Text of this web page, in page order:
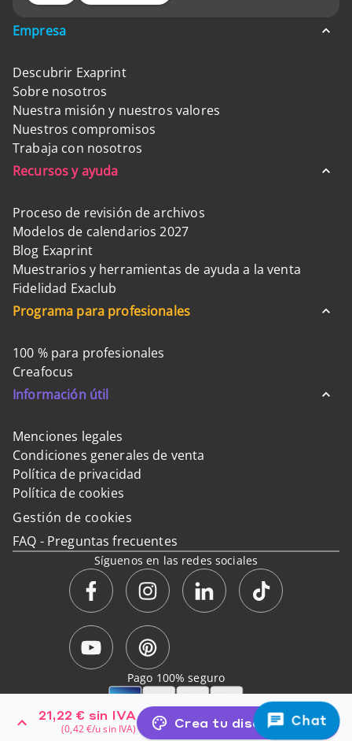
21,22 € sin IVA
(0,42 €/usin IVA) Crea tu diseño online
Chat
Empresa
Descubrir Exaprint
Sobre nosotros
Nuestra misión y nuestros valores
Nuestros compromisos
Trabaja con nosotros
Recursos y ayuda
Proceso de revisión de archivos
Modelos de calendarios 2027
Blog Exaprint
Muestrarios y herramientas de ayuda a la venta
Fidelidad Exaclub
Programa para profesionales
100 % para profesionales
Creafocus
Información útil
Menciones legales
Condiciones generales de venta
Política de privacidad
Política de cookies
Gestión de cookies
FAQ - Preguntas frecuentes
Síguenos en las redes sociales
Todos los precios no incluyen IVA – Entrega en Península y Baleares.
Exaprint es una marca de Exagroup SAS, a Cimpress Company de capital
Pago 100% seguro